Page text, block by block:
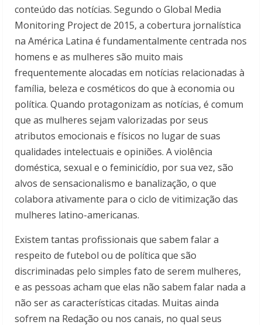
conteúdo das notícias. Segundo o Global Media
Monitoring Project de 2015, a cobertura jornalística
na América Latina é fundamentalmente centrada nos
homens e as mulheres são muito mais
frequentemente alocadas em notícias relacionadas à
família, beleza e cosméticos do que à economia ou
política. Quando protagonizam as notícias, é comum
que as mulheres sejam valorizadas por seus
atributos emocionais e físicos no lugar de suas
qualidades intelectuais e opiniões. A violência
doméstica, sexual e o feminicídio, por sua vez, são
alvos de sensacionalismo e banalização, o que
colabora ativamente para o ciclo de vitimização das
mulheres latino-americanas.
Existem tantas profissionais que sabem falar a
respeito de futebol ou de política que são
discriminadas pelo simples fato de serem mulheres,
e as pessoas acham que elas não sabem falar nada a
não ser as características citadas. Muitas ainda
sofrem na Redação ou nos canais, no qual seus